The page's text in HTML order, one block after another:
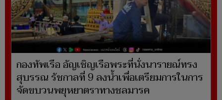
กองทัพเรือ อัญเชิญเรือพระที่นั่งนารายณ์ทรง
สุบรรณ รัชกาลที่ 9 ลงน้ำเพื่อเตรียมการในการ
จัดขบวนพยุหยาตราทางชลมารค